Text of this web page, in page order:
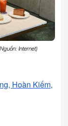
Internet)
Hoàn Kiếm,